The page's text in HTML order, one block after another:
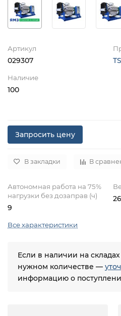
Артикул
029307
Наличие
100
Запросить цену
В закладки В
Автономная работа на 75%
нагрузки без дозаправ (ч)
9
Все характеристики
Если в наличии на складах
нужном количестве —
информацию о